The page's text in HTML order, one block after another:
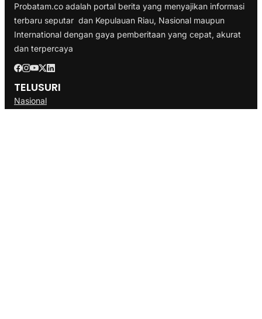
Probatam.co adalah portal berita yang menyajikan informasi
terbaru seputar dan Kepulauan Riau, Nasional maupun
International dengan gaya pemberitaan yang cepat, akurat
dan terpercaya
TELUSURI
Nasional